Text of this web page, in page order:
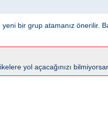
bir grup atamanız önerilir.
yol açacağınızı